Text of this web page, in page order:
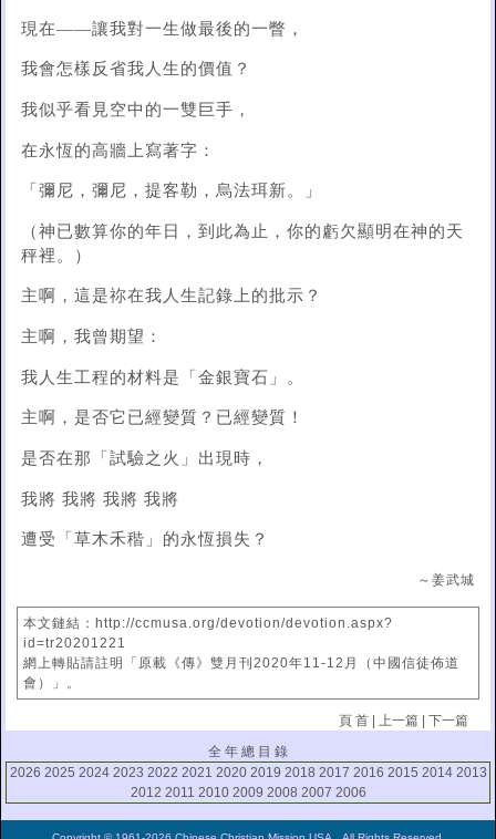
現在——讓我對一生做最後的一瞥，
我會怎樣反省我人生的價值？
我似乎看見空中的一雙巨手，
在永恆的高牆上寫著字：
「彌尼，彌尼，提客勒，烏法珥新。」
（神已數算你的年日，到此為止，你的虧欠顯明在神的天
秤裡。）
主啊，這是祢在我人生記錄上的批示？
主啊，我曾期望：
我人生工程的材料是「金銀寶石」。
主啊，是否它已經變質？已經變質！
是否在那「試驗之火」出現時，
我將 我將 我將 我將
遭受「草木禾稭」的永恆損失？
～姜武城
本文鏈結：http://ccmusa.org/devotion/devotion.aspx?
id=tr20201221
網上轉貼請註明「原載《傳》雙月刊2020年11-12月（中國信徒佈道
會）」。
頁 首| 上一篇| 下一篇
全 年 總 目 錄
2026 2025 2024 2023 2022 2021 2020 2019 2018 2017 2016 2015 2014 2013
2012 2011 2010 2009 2008 2007 2006